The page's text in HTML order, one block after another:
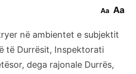
Aa Aa
në ambientet e subjektit
të Durrësit, Inspektorati
dega rajonale Durrës,